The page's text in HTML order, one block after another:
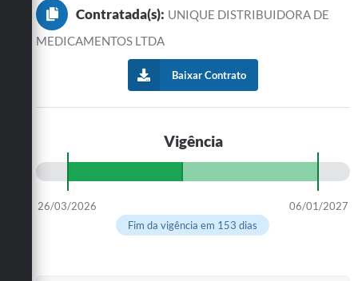
Contratada(s): UNIQUE DISTRIBUIDORA DE
MEDICAMENTOS LTDA
Baixar Contrato
Vigência
26/03/2026
06/01/2027
Fim da vigência em 153 dias